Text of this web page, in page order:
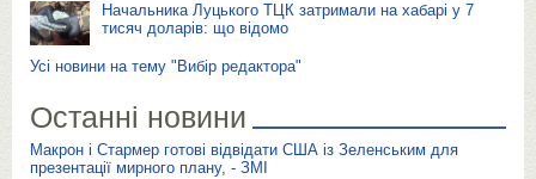
Начальника Луцького ТЦК затримали на хабарі у 7
тисяч доларів: що відомо
Усі новини на тему "Вибір редактора"
Останні новини
Макрон і Стармер готові відвідати США із Зеленським для
презентації мирного плану, - ЗМІ